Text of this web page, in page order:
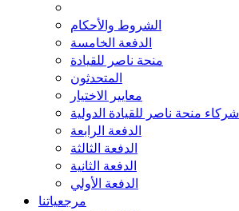
الشروط والأحكام
الدفعة الخامسة
منحة ناصر للقيادة
المتحدثون
معايير الاختيار
شركاء منحة ناصر للقيادة الدولية
الدفعة الرابعة
الدفعة الثالثة
الدفعة الثانية
الدفعة الأولي
مرجعياتنا